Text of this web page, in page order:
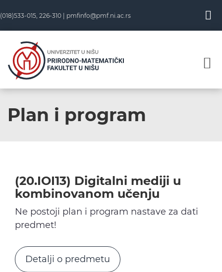
to
content
(018)533-015, 226-310 | pmfinfo@pmf.ni.ac.rs
Plan i program
(20.IOI13) Digitalni mediji u
kombinovanom učenju
Ne postoji plan i program nastave za dati
predmet!
Detalji o predmetu